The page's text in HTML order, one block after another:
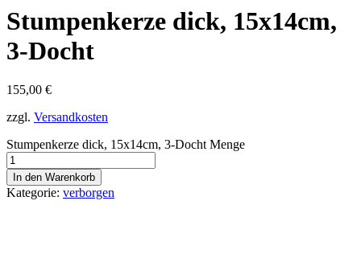
Stumpenkerze dick, 15x14cm,
3-Docht
155,00 €
zzgl. Versandkosten
Stumpenkerze dick, 15x14cm, 3-Docht Menge
In den Warenkorb
Kategorie: verborgen